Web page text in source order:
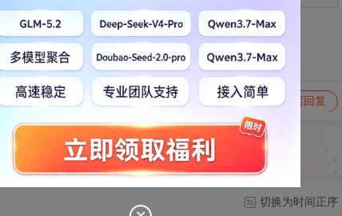
转发到动态 举报 写回复
切换为时间正序